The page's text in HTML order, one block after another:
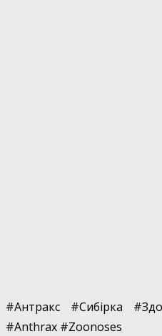
#Антракс #Сибірка
#Anthrax #Zoonoses